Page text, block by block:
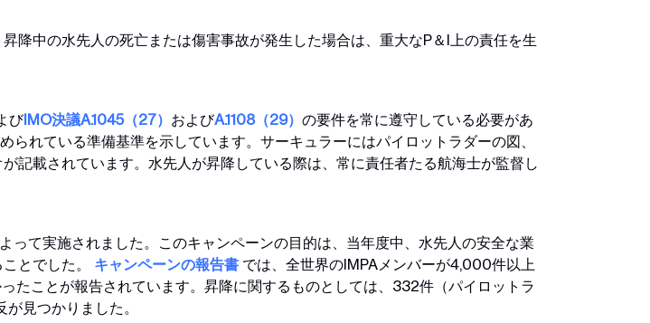
降中の水先人の死亡または傷害事故が発生した場合は、重大なP＆I上の責任を生
びIMO決議A.1045（27） およびA.1108（29） の要件を常に遵守している必要があ
られている準備基準を示しています。サーキュラーにはパイロットラダーの図、
記載されています。水先人が昇降している際は、常に責任者たる航海士が監督し
て実施されました。このキャンペーンの目的は、当年度中、水先人の安全な業
とでした。 キャンペーンの報告書 では、全世界のIMPAメンバーが4,000件以上
たことが報告されています。昇降に関するものとしては、332件（パイロットラ
見つかりました。